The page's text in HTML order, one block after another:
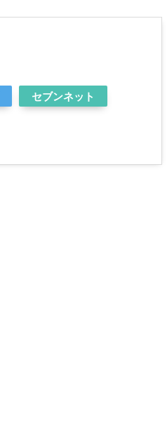
セブンネット